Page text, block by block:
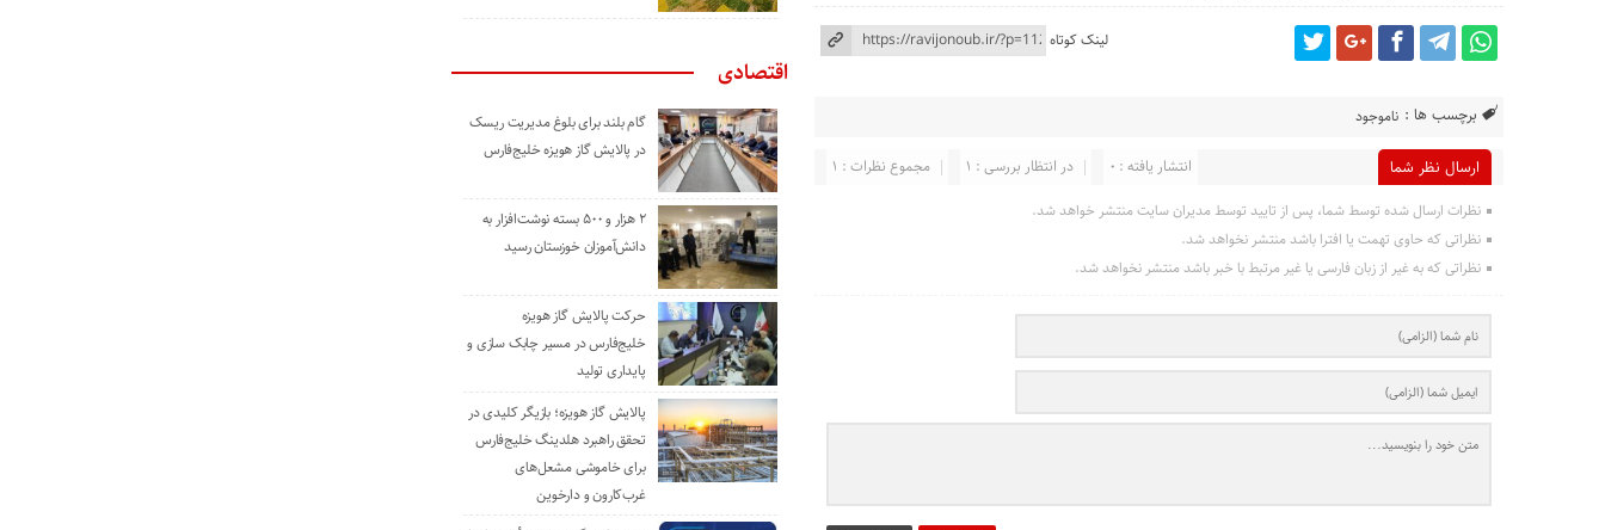
لینک کوتاه
برچسب ها : ناموجود
ارسال نظر شما مجموع نظرات : 1 در انتظار بررسی : 1 انتشار یافته : 0
نظرات ارسال شده توسط شما، پس از تایید توسط مدیران سایت منتشر خواهد شد.
نظراتی که حاوی تهمت یا افترا باشد منتشر نخواهد شد.
نظراتی که به غیر از زبان فارسی یا غیر مرتبط با خبر باشد منتشر نخواهد شد.
اقتصادی
گام بلند برای بلوغ مدیریت ریسک
در پالایش گاز هویزه خلیج‌فارس
۲ هزار و ۵۰۰ بسته نوشت‌افزار به
دانش‌آموزان خوزستان رسید
حرکت پالایش گاز هویزه
خلیج‌فارس در مسیر چابک سازی و
پایداری تولید
پالایش گاز هویزه؛ بازیگر کلیدی در
تحقق راهبرد هلدینگ خلیج‌فارس
برای خاموشی مشعل‌های
غرب‌کارون و دارخوین